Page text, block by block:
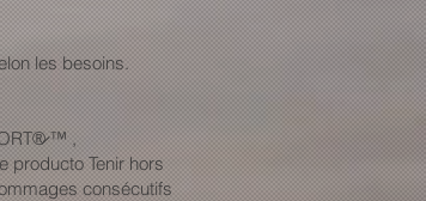
les besoins.
™ ,
producto Tenir hors
consécutifs